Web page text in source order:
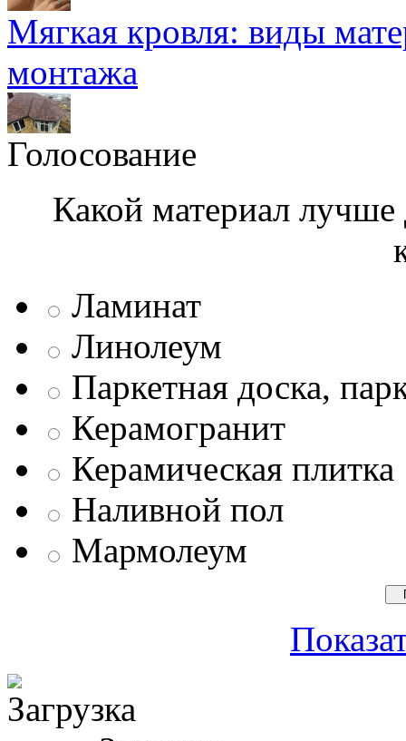
Мягкая кровля: виды
монтажа
Голосование
Какой материал
Ламинат
Линолеум
Паркетная доска,
Керамогранит
Керамическая плитка
Наливной пол
Мармолеум